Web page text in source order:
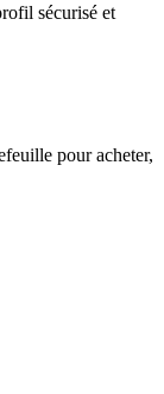
sécurisé et
pour acheter,